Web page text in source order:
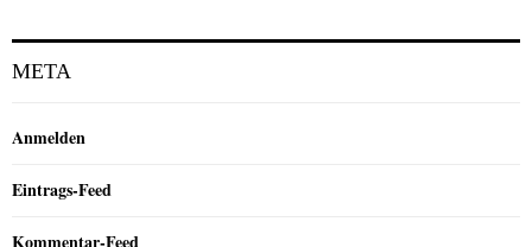
META
Anmelden
Eintrags-Feed